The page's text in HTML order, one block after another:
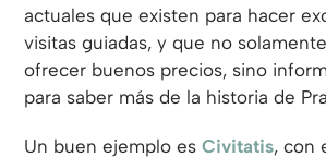
actuales que existen para hacer
visitas guiadas, y que no
ofrecer buenos precios, sino
para saber más de la historia de
Un buen ejemplo esCivitatis, con